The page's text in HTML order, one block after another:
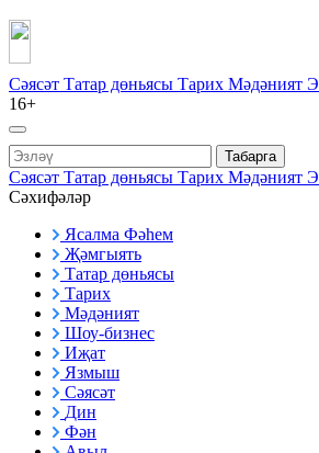
Сәясәт Татар дөньясы Тарих Мәдәният
16+
Табарга
Сәясәт Татар дөньясы Тарих Мәдәният
Сәхифәләр
Ясалма Фәһем
Җәмгыять
Татар дөньясы
Тарих
Мәдәният
Шоу-бизнес
Иҗат
Язмыш
Сәясәт
Дин
Фән